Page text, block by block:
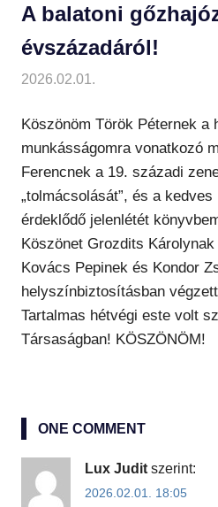
A balatoni
évszázadáról!
2026.02.01.
Könyvbemutató,
Köszönöm Török Péternek a
munkásságomra vonatkozó
Ferencnek a 19. századi
„tolmácsolását”, és a
érdeklődő jelenlétét
Köszönet Grozdits
Kovács Pepinek és Kondor
helyszínbiztosításban
Tartalmas hétvégi este volt
Társaságban! KÖSZÖNÖM!
ONE COMMENT
Lux Judit szerint:
2026.02.01. 18:05